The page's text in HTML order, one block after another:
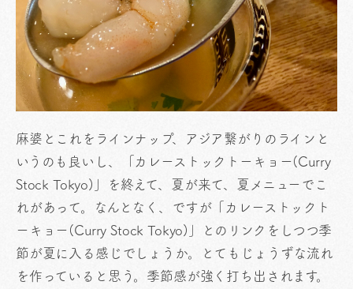
麻婆とこれをラインナップ、アジア繋がりのラインと
いうのも良いし、「カレーストックトーキョー(Curry
Stock Tokyo)」を終えて、夏が来て、夏メニューでこ
れがあって。なんとなく、ですが「カレーストックト
ーキョー(Curry Stock Tokyo)」とのリンクをしつつ季
節が夏に入る感じでしょうか。とてもじょうずな流れ
を作っていると思う。季節感が強く打ち出されます。